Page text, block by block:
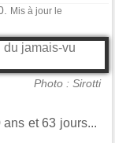
Mis à jour le
Photo : Sirotti
ans et 63 jours...